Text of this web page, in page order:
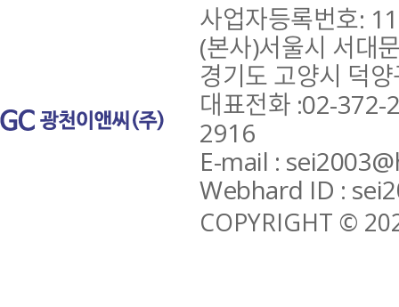
사업자등록번호:
(본사)서울시 서대
경기도 고양시 덕
대표전화 :02-
2916
E-mail :
Webhard ID :
COPYRIGHT ©